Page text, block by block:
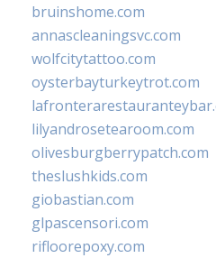
bruinshome.com
annascleaningsvc.com
wolfcitytattoo.com
oysterbayturkeytrot.com
lilyandrosetearoom.com
olivesburgberrypatch.com
theslushkids.com
giobastian.com
glpascensori.com
rifloorepoxy.com